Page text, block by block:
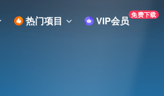
热门项目 VIP会员 免费下载